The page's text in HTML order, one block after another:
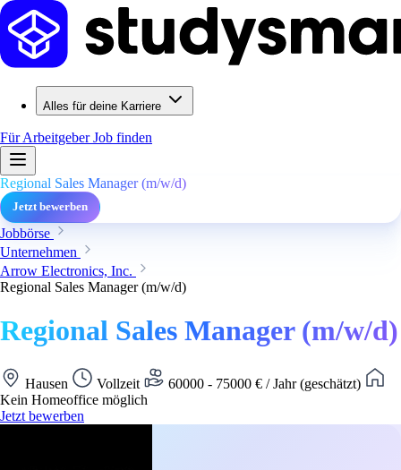
Alles für deine Karriere
Für ArbeitgeberJob finden
Regional Sales Manager (m/w/d)
Jetzt bewerben
Jobbörse
Unternehmen
Arrow Electronics, Inc.
Regional Sales Manager (m/w/d)
Regional Sales Manager (m/w/d)
Hausen Vollzeit
60000 - 75000 € / Jahr (geschätzt)
Kein Homeoffice möglich
Jetzt bewerben